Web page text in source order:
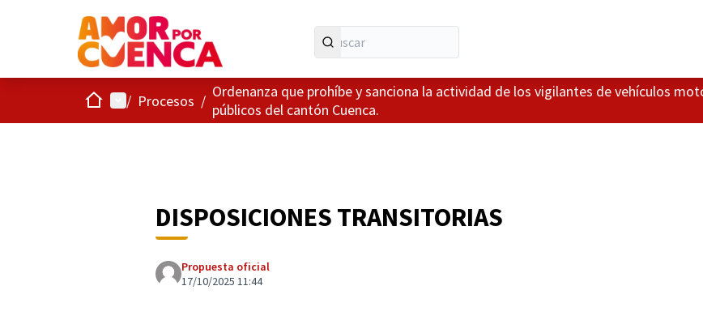
InicioMenú principal
/ Procesos / Ordenanza que prohíbe y sanciona la actividad de los vigilantes de vehículos
públicos del cantón Cuenca.
DISPOSICIONES TRANSITORIAS
Propuesta oficial
17/10/2025 11:44